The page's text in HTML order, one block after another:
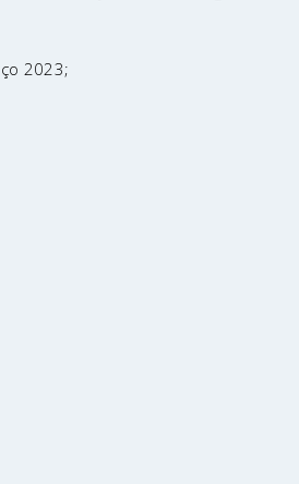
2023;